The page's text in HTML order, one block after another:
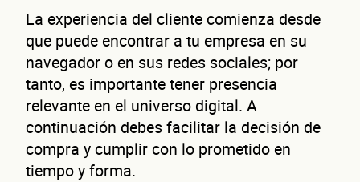
La experiencia del cliente comienza desde
que puede encontrar a tu empresa en su
navegador o en sus redes sociales; por
tanto, es importante tener presencia
relevante en el universo digital. A
continuación debes facilitar la decisión de
compra y cumplir con lo prometido en
tiempo y forma.